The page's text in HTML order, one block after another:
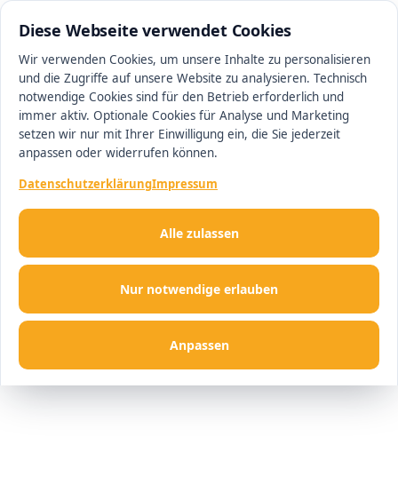
Diese Webseite verwendet Cookies
Wir verwenden Cookies, um unsere Inhalte zu personalisieren
und die Zugriffe auf unsere Website zu analysieren. Technisch
notwendige Cookies sind für den Betrieb erforderlich und
immer aktiv. Optionale Cookies für Analyse und Marketing
setzen wir nur mit Ihrer Einwilligung ein, die Sie jederzeit
anpassen oder widerrufen können.
DatenschutzerklärungImpressum
Nur notwendige erlauben
Anpassen
Alle zulassen